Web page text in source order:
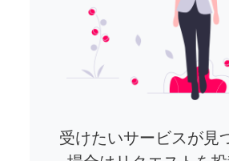
受けたいサービスが見